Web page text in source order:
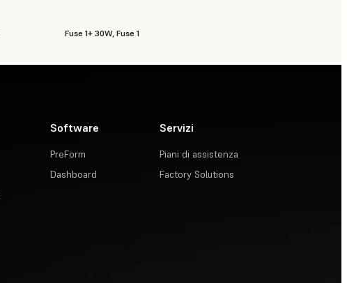
Fuse 1+ 30W, Fuse 1
Software
PreForm
Dashboard
Servizi
Piani di assistenza
Factory Solutions